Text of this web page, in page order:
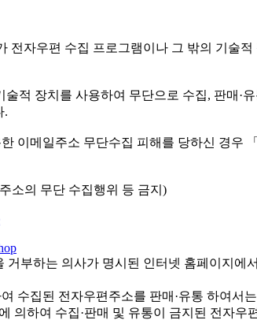
전자우편 수집 프로그램이나 그 밖의 기술
술적 장치를 사용하여 무단으로 수집, 판매
.
이메일주소 무단수집 피해를 당하신 경우
소의 무단 수집행위 등 금지)
부하는 의사가 명시된 인터넷 홈페이지에
수집된 전자우편주소를 판매·유통 하여서
의하여 수집·판매 및 유통이 금지된 전자우